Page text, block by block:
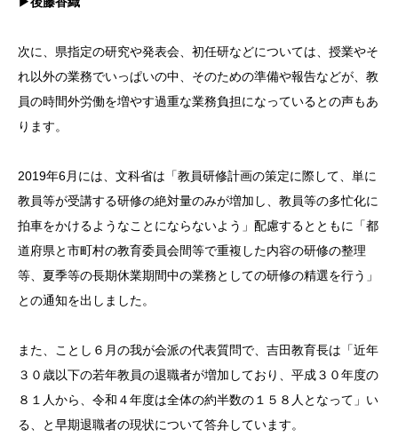
次に、県指定の研究や発表会、初任研などについては、授業やそ
れ以外の業務でいっぱいの中、そのための準備や報告などが、教
員の時間外労働を増やす過重な業務負担になっているとの声もあ
ります。
2019年6月には、文科省は「教員研修計画の策定に際して、単に
教員等が受講する研修の絶対量のみが増加し、教員等の多忙化に
拍車をかけるようなことにならないよう」配慮するとともに「都
道府県と市町村の教育委員会間等で重複した内容の研修の整理
等、夏季等の長期休業期間中の業務としての研修の精選を行う」
との通知を出しました。
また、ことし６月の我が会派の代表質問で、吉田教育長は「近年
３０歳以下の若年教員の退職者が増加しており、平成３０年度の
８１人から、令和４年度は全体の約半数の１５８人となって」い
る、と早期退職者の現状について答弁しています。